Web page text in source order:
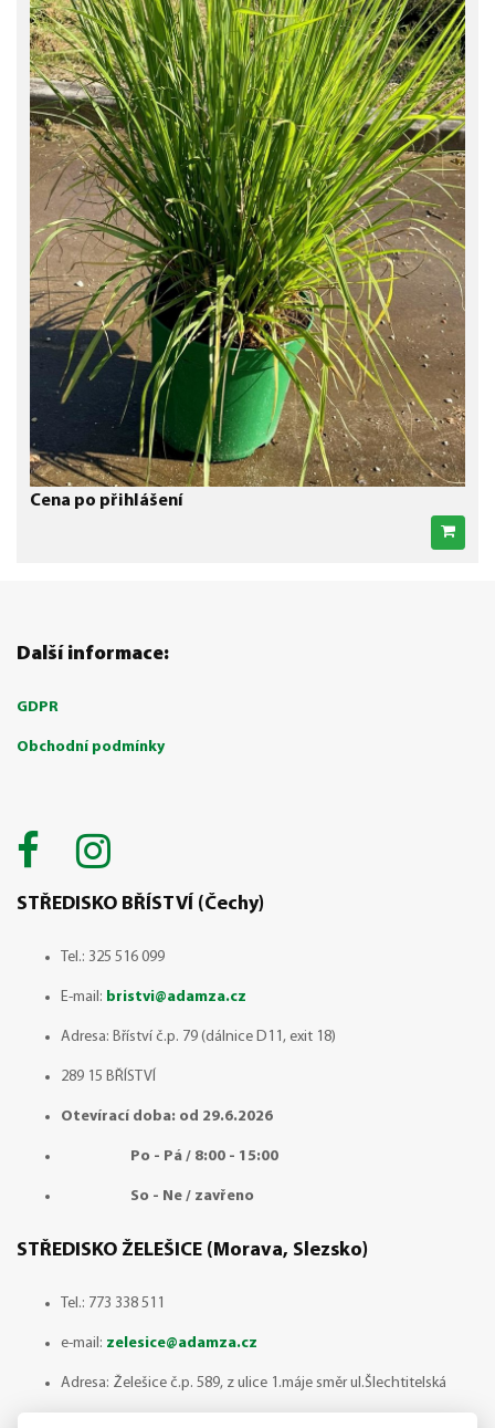
Cena po přihlášení
Další informace:
GDPR
Obchodní podmínky
STŘEDISKO BŘÍSTVÍ (Čechy)
Tel.: 325 516 099
E-mail: bristvi@adamza.cz
Adresa: Bříství č.p. 79 (dálnice D11, exit 18)
289 15 BŘÍSTVÍ
Otevírací doba: od 29.6.2026
Po - Pá / 8:00 - 15:00
So - Ne / zavřeno
STŘEDISKO ŽELEŠICE (Morava, Slezsko)
Tel.: 773 338 511
e-mail: zelesice@adamza.cz
Adresa: Želešice č.p. 589, z ulice 1.máje směr ul.Šlechtitelská